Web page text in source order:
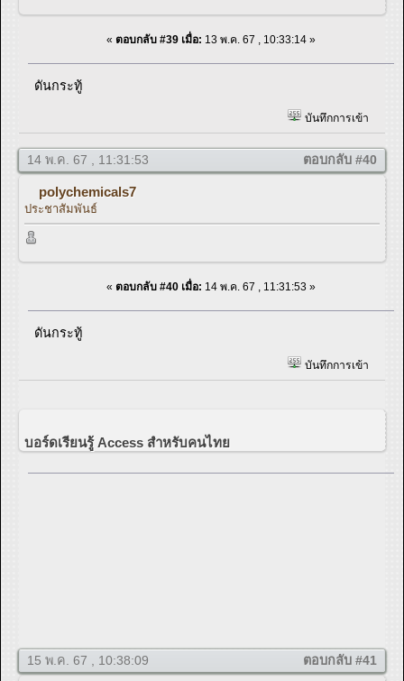
« ตอบกลับ #39 เมื่อ: 13 พ.ค. 67 , 10:33:14 »
ดันกระทู้
บันทึกการเข้า
14 พ.ค. 67 , 11:31:53 ตอบกลับ #40
polychemicals7
ประชาสัมพันธ์
« ตอบกลับ #40 เมื่อ: 14 พ.ค. 67 , 11:31:53 »
ดันกระทู้
บันทึกการเข้า
บอร์ดเรียนรู้ Access สำหรับคนไทย
15 พ.ค. 67 , 10:38:09 ตอบกลับ #41